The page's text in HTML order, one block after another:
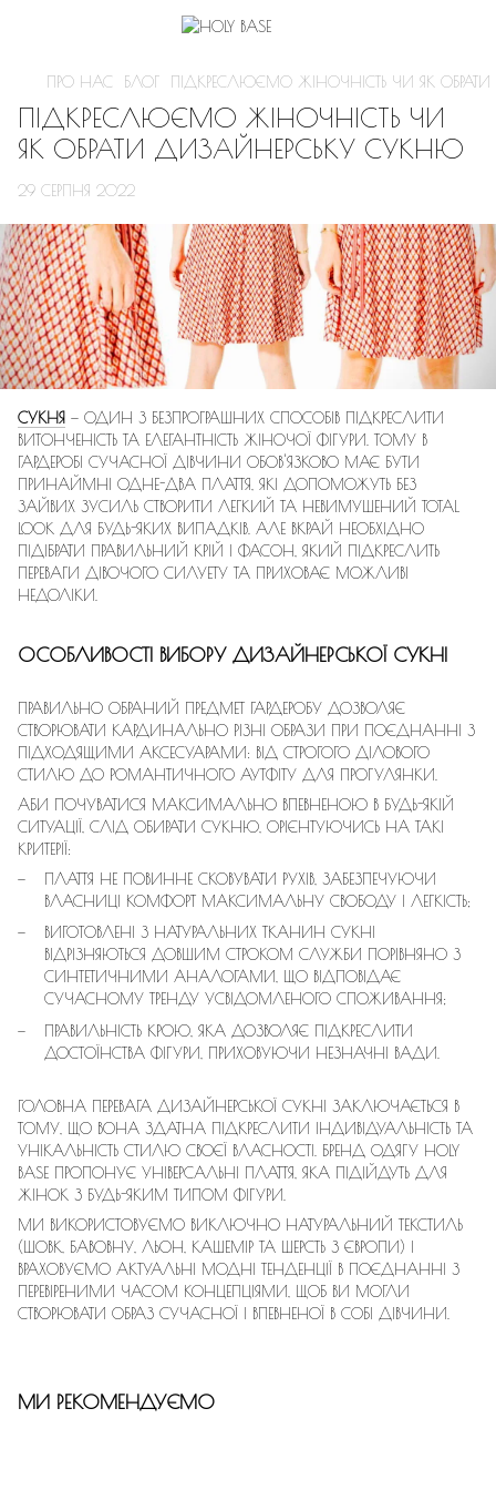
ПРО НАС БЛОГ ПІДКРЕСЛЮЄМО ЖІНОЧНІСТЬ ЧИ ЯК
ПІДКРЕСЛЮЄМО ЖІНОЧНІСТЬ ЧИ
ЯК ОБРАТИ ДИЗАЙНЕРСЬКУ СУКНЮ
29 СЕРПНЯ 2022
СУКНЯ — ОДИН З БЕЗПРОГРАШНИХ СПОСОБІВ ПІДКРЕСЛИТИ
ВИТОНЧЕНІСТЬ ТА ЕЛЕГАНТНІСТЬ ЖІНОЧОЇ ФІГУРИ. ТОМУ В
ГАРДЕРОБІ СУЧАСНОЇ ДІВЧИНИ ОБОВ'ЯЗКОВО МАЄ БУТИ
ПРИНАЙМНІ ОДНЕ-ДВА ПЛАТТЯ, ЯКІ ДОПОМОЖУТЬ БЕЗ
ЗАЙВИХ ЗУСИЛЬ СТВОРИТИ ЛЕГКИЙ ТА НЕВИМУШЕНИЙ TOTAL
LOOK ДЛЯ БУДЬ-ЯКИХ ВИПАДКІВ. АЛЕ ВКРАЙ НЕОБХІДНО
ПІДІБРАТИ ПРАВИЛЬНИЙ КРІЙ І ФАСОН, ЯКИЙ ПІДКРЕСЛИТЬ
ПЕРЕВАГИ ДІВОЧОГО СИЛУЕТУ ТА ПРИХОВАЄ МОЖЛИВІ
НЕДОЛІКИ.
ОСОБЛИВОСТІ ВИБОРУ ДИЗАЙНЕРСЬКОЇ СУКНІ
ПРАВИЛЬНО ОБРАНИЙ ПРЕДМЕТ ГАРДЕРОБУ ДОЗВОЛЯЄ
СТВОРЮВАТИ КАРДИНАЛЬНО РІЗНІ ОБРАЗИ ПРИ ПОЄДНАННІ З
ПІДХОДЯЩИМИ АКСЕСУАРАМИ: ВІД СТРОГОГО ДІЛОВОГО
СТИЛЮ ДО РОМАНТИЧНОГО АУТФІТУ ДЛЯ ПРОГУЛЯНКИ.
АБИ ПОЧУВАТИСЯ МАКСИМАЛЬНО ВПЕВНЕНОЮ В БУДЬ-ЯКІЙ
СИТУАЦІЇ, СЛІД ОБИРАТИ СУКНЮ, ОРІЄНТУЮЧИСЬ НА ТАКІ
КРИТЕРІЇ:
ПЛАТТЯ НЕ ПОВИННЕ СКОВУВАТИ РУХІВ, ЗАБЕЗПЕЧУЮЧИ
ВЛАСНИЦІ КОМФОРТ МАКСИМАЛЬНУ СВОБОДУ І ЛЕГКІСТЬ;
ВИГОТОВЛЕНІ З НАТУРАЛЬНИХ ТКАНИН СУКНІ
ВІДРІЗНЯЮТЬСЯ ДОВШИМ СТРОКОМ СЛУЖБИ ПОРІВНЯНО З
СИНТЕТИЧНИМИ АНАЛОГАМИ, ЩО ВІДПОВІДАЄ
СУЧАСНОМУ ТРЕНДУ УСВІДОМЛЕНОГО СПОЖИВАННЯ;
ПРАВИЛЬНІСТЬ КРОЮ, ЯКА ДОЗВОЛЯЄ ПІДКРЕСЛИТИ
ДОСТОЇНСТВА ФІГУРИ, ПРИХОВУЮЧИ НЕЗНАЧНІ ВАДИ.
ГОЛОВНА ПЕРЕВАГА ДИЗАЙНЕРСЬКОЇ СУКНІ ЗАКЛЮЧАЄТЬСЯ В
ТОМУ, ЩО ВОНА ЗДАТНА ПІДКРЕСЛИТИ ІНДИВІДУАЛЬНІСТЬ ТА
УНІКАЛЬНІСТЬ СТИЛЮ СВОЄЇ ВЛАСНОСТІ. БРЕНД ОДЯГУ HOLY
BASE ПРОПОНУЄ УНІВЕРСАЛЬНІ ПЛАТТЯ, ЯКА ПІДІЙДУТЬ ДЛЯ
ЖІНОК З БУДЬ-ЯКИМ ТИПОМ ФІГУРИ.
МИ ВИКОРИСТОВУЄМО ВИКЛЮЧНО НАТУРАЛЬНИЙ ТЕКСТИЛЬ
(ШОВК, БАВОВНУ, ЛЬОН, КАШЕМІР ТА ШЕРСТЬ З ЄВРОПИ) І
ВРАХОВУЄМО АКТУАЛЬНІ МОДНІ ТЕНДЕНЦІЇ В ПОЄДНАННІ З
ПЕРЕВІРЕНИМИ ЧАСОМ КОНЦЕПЦІЯМИ, ЩОБ ВИ МОГЛИ
СТВОРЮВАТИ ОБРАЗ СУЧАСНОЇ І ВПЕВНЕНОЇ В СОБІ ДІВЧИНИ.
МИ РЕКОМЕНДУЄМО